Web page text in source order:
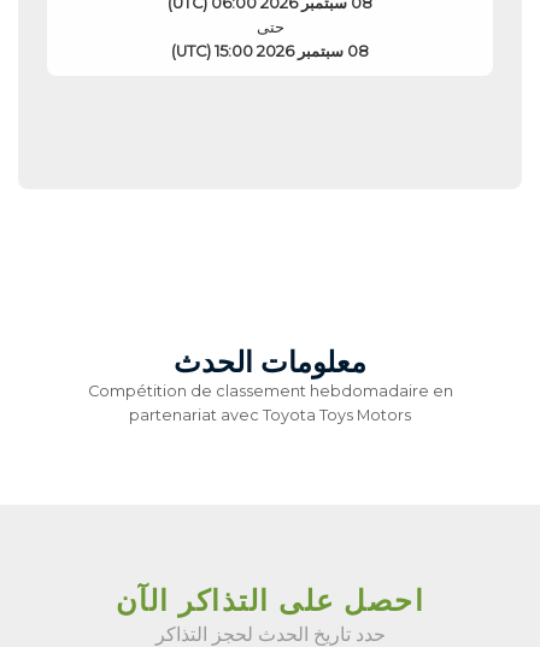
حتى
08 سبتمبر 2026 15:00 (UTC)
معلومات الحدث
Compétition de classement hebdomadaire en
partenariat avec Toyota Toys Motors
احصل على التذاكر الآن
حدد تاريخ الحدث لحجز التذاكر